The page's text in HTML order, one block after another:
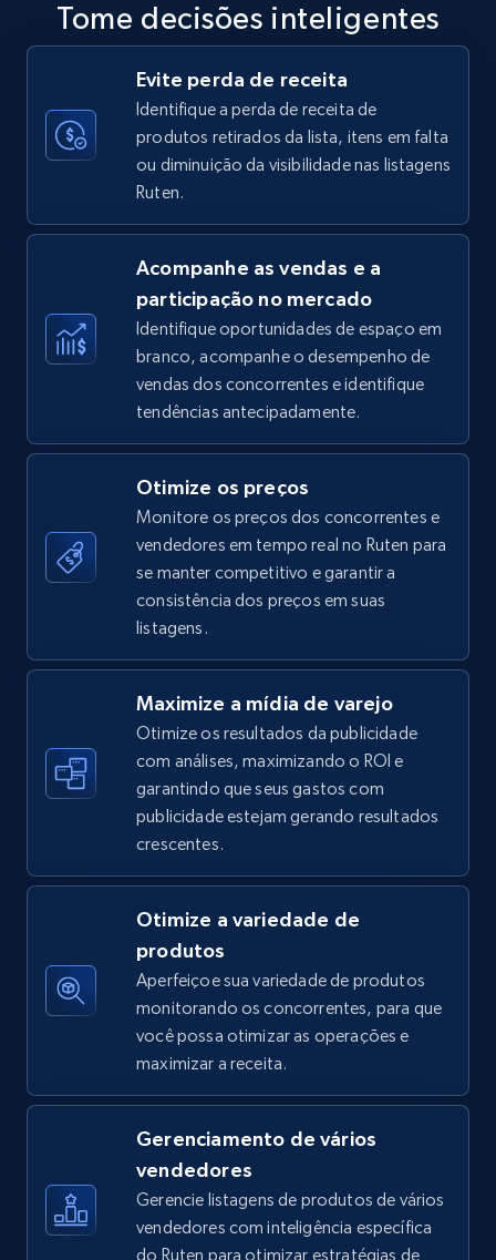
using sku numbers
URL, Final price, Sku, Currency, Gtin,
Specifications, Image urls, Top reviews, and
5.6K+ 875+ Comece agora
TikTok Shop
URL, Title, Available, Description, Currency, Initial
price, Final price, Discount percent, and more.
5.4K+ 668+ Comece agora
TikTok Shop - category
URL, Title, Available, Description, Currency, Initial
price, Final price, Discount percent, and more.
TikTok Shop - Collect TikTok shop products
by keywords search
URL, Title, Available, Description, Currency, Initial
price, Final price, Discount percent, and more.
TikTok Shop - discover records by shop url
price, Final price, Discount percent, and more.
668+
Tome decisões inteligentes
Evite perda de receita
Identifique a perda de receita de
produtos retirados da lista, itens em falta
ou diminuição da visibilidade nas listagens
Ruten.
Acompanhe as vendas e a
participação no mercado
Identifique oportunidades de espaço em
branco, acompanhe o desempenho de
vendas dos concorrentes e identifique
tendências antecipadamente.
Otimize os preços
Monitore os preços dos concorrentes e
vendedores em tempo real no Ruten para
se manter competitivo e garantir a
consistência dos preços em suas
listagens.
Maximize a mídia de varejo
Otimize os resultados da publicidade
com análises, maximizando o ROI e
garantindo que seus gastos com
publicidade estejam gerando resultados
crescentes.
Otimize a variedade de
produtos
Aperfeiçoe sua variedade de produtos
monitorando os concorrentes, para que
você possa otimizar as operações e
maximizar a receita.
Gerenciamento de vários
vendedores
Gerencie listagens de produtos de vários
vendedores com inteligência específica
do Ruten para otimizar estratégias de